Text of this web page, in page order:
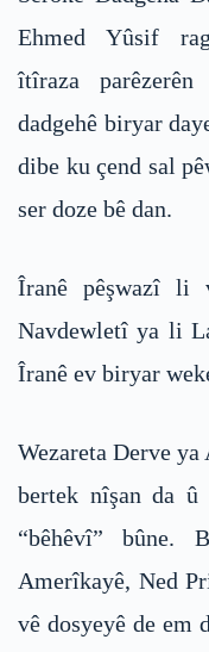
Ehmed Yûsif
îtîraza
dadgehê biryar
dibe ku çend sal
ser doze bê dan.
Îranê pêşwazî li
Navdewletî ya li
Îranê ev biryar
Wezareta Derve
bertek nîşan da
“bêhêvî” bûne.
Amerîkayê, Ned
vê dosyeyê de em